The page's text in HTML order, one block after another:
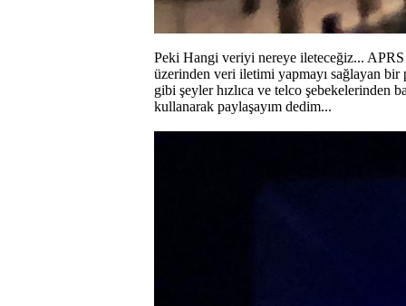
Peki Hangi veriyi nereye ileteceğiz...
üzerinden veri iletimi yapmayı sağlayan
gibi şeyler hızlıca ve telco şebekelerinden
kullanarak paylaşayım dedim...